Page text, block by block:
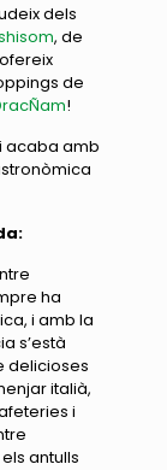
dels
, de
de
!
acaba amb
ha
i amb la
s’està
delicioses
italià,
i
antulls